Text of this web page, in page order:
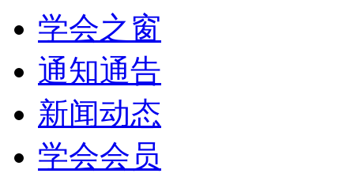
学会之窗
通知通告
新闻动态
学会会员